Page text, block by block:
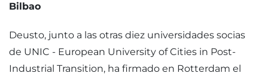
Bilbao
Deusto, junto a las otras diez universidades socias
de UNIC - European University of Cities in Post-
Industrial Transition, ha firmado en Rotterdam el